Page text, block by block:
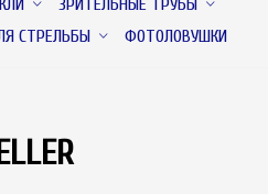
СТРЕЛЬБЫ ФОТОЛОВУШКИ